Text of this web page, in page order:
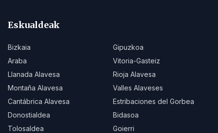
Eskualdeak
Bizkaia
Gipuzkoa
Araba
Vitoria-Gasteiz
Llanada Alavesa
Rioja Alavesa
Montaña Alavesa
Valles Alaveses
Cantábrica Alavesa
Estribaciones del Gorbea
Donostialdea
Bidasoa
Tolosaldea
Goierri